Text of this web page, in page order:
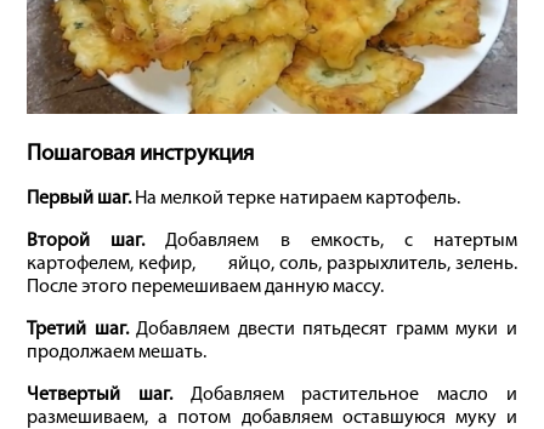
Пошаговая инструкция
Первый шаг.На мелкой терке натираем картофель.
Второй шаг.Добавляем в емкость, с натертым
картофелем, кефир, яйцо, соль, разрыхлитель, зелень.
После этого перемешиваем данную массу.
Третий шаг.Добавляем двести пятьдесят грамм муки и
продолжаем мешать.
Четвертый шаг.Добавляем растительное масло и
размешиваем, а потом добавляем оставшуюся муку и